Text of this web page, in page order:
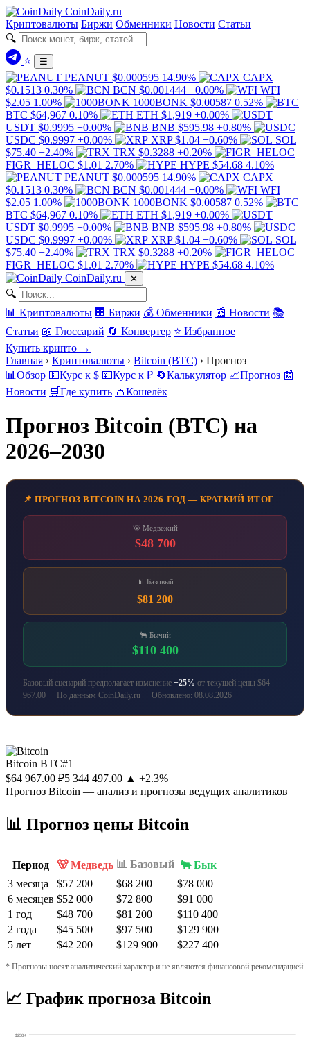
CoinDaily.ru
Криптовалюты Биржи Обменники Новости Статьи
🔍
⭐
☰
PEANUT $0.000595 14.90%
CAPX
$0.1513 0.30% BCN $0.001444 +0.00%
WFI
$2.05 1.00% 1000BONK $0.00587 0.52%
BTC $64,967 0.10% ETH $1,919 +0.00%
USDT $0.9995 +0.00% BNB $595.98 +0.80%
USDC $0.9997 +0.00% XRP $1.04 +0.60%
SOL
$75.40 +2.40% TRX $0.3288 +0.20%
FIGR_HELOC $1.01 2.70% HYPE $54.68 4.10%
PEANUT $0.000595 14.90%
CAPX
$0.1513 0.30% BCN $0.001444 +0.00%
WFI
$2.05 1.00% 1000BONK $0.00587 0.52%
BTC $64,967 0.10% ETH $1,919 +0.00%
USDT $0.9995 +0.00% BNB $595.98 +0.80%
USDC $0.9997 +0.00% XRP $1.04 +0.60%
SOL
$75.40 +2.40% TRX $0.3288 +0.20%
FIGR_HELOC $1.01 2.70% HYPE $54.68 4.10%
CoinDaily.ru ✕
🔍
📊 Криптовалюты 🏢 Биржи 💰 Обменники 📰 Новости 📚
Статьи 📖 Глоссарий 🔄 Конвертер ⭐ Избранное
Купить крипто →
Главная › Криптовалюты › Bitcoin (BTC) › Прогноз
📊 Обзор 💵Курс к $ 💴Курс к ₽ 🔄Калькулятор 📈Прогноз 📰
Новости 🛒Где купить 👛Кошелёк
Прогноз Bitcoin (BTC) на
2026–2030
📌 ПРОГНОЗ BITCOIN НА 2026 ГОД — КРАТКИЙ ИТОГ
🐻 Медвежий
$48 700
📊 Базовый
$81 200
🐂 Бычий
$110 400
Базовый сценарий предполагает изменение +25% от текущей цены $64
967.00 · По данным CoinDaily.ru · Обновлено: 08.08.2026
Bitcoin BTC#1
$64 967.00 ₽5 344 497.00 ▲ +2.3%
Прогноз Bitcoin — анализ и прогнозы ведущих аналитиков
📊 Прогноз цены Bitcoin
Период 🐻 Медведь 📊 Базовый 🐂 Бык
3 месяца
$57 200 $68 200
$78 000
6 месяцев $52 000 $72 800
$91 000
1 год
$48 700 $81 200
$110 400
2 года
$45 500 $97 500
$129 900
5 лет
$42 200 $129 900 $227 400
* Прогнозы носят аналитический характер и не являются финансовой рекомендацией
📈 График прогноза Bitcoin
$250K